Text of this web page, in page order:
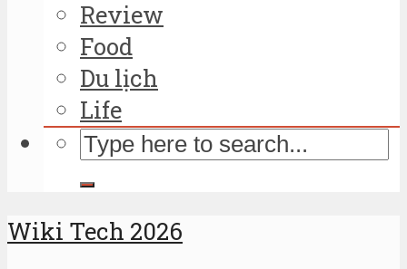
Review
Food
Du lịch
Life
Wiki Tech 2026